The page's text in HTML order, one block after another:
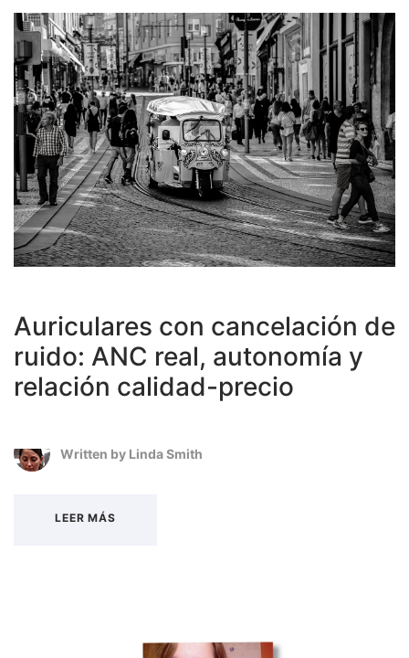
Auriculares con cancelación de
ruido: ANC real, autonomía y
relación calidad-precio
Written by Linda Smith
LEER MÁS